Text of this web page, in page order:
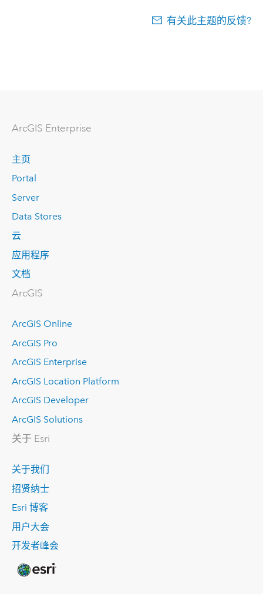
有关此主题的反馈?
ArcGIS Enterprise
主页
Portal
Server
Data Stores
云
应用程序
文档
ArcGIS
ArcGIS Online
ArcGIS Pro
ArcGIS Enterprise
ArcGIS Location Platform
ArcGIS Developer
ArcGIS Solutions
关于 Esri
关于我们
招贤纳士
Esri 博客
用户大会
开发者峰会